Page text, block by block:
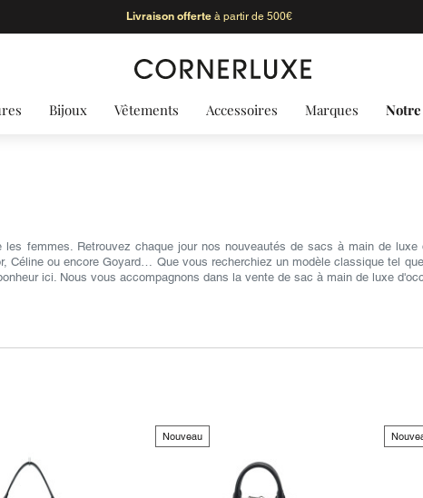
Livraison offerteà partir de 500€
Bijoux Vêtements Accessoires Marques
femmes. Retrouvez chaque jour nos nouveautés de sacs à main de
Céline ou encore Goyard… Que vous recherchiez un modèle classique tel
ici. Nous vous accompagnons dans la vente de sac à main de luxe
Nouveau